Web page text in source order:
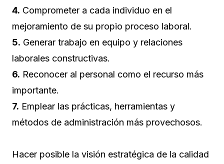
4. Comprometer a cada individuo en el
mejoramiento de su propio proceso laboral.
5. Generar trabajo en equipo y relaciones
laborales constructivas.
6. Reconocer al personal como el recurso más
importante.
7. Emplear las prácticas, herramientas y
métodos de administración más provechosos.
Hacer posible la visión estratégica de la calidad